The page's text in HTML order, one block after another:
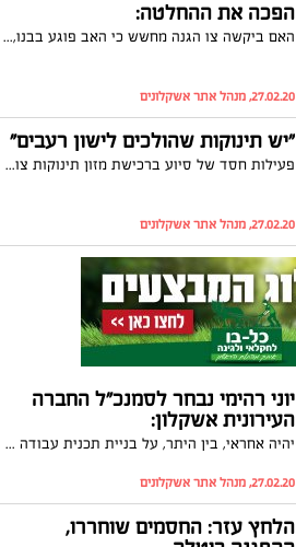
הפכה את ההחלטה:
האם ביקשה צו הגנה מחשש כי האב פוגע בבנו, ולתדהמתה השופטת הגדילה את זמני השהות של האב עם הבן. מספר ימים לאחר מכן באמצעות עו"ד גיל שחף בית המשפט המחוזי הפך את ההחלטה
27.02.20, מנהל אתר אשקלונים
"יש תינוקות שהולכים לישון רעבים"
פעילות חסד של סיוע ברכישת מזון תינוקות צוברת תאוצה באשקלון, כאשר התושבים מפגינים היענות מרשימה. ה'שגרירה' לאה זכאי מספרת על המיזם וקוראת לכם לתרום
27.02.20, מנהל אתר אשקלונים
יוני רהימי נבחר לסמנכ"ל החברה
העירונית אשקלון:
יהיה אחראי, בין היתר, על בניית תכנית עבודה שנתית בהתאם למדיניות החברה ויעדי העירייה
27.02.20, מנהל אתר אשקלונים
הלחץ עזר: החסמים שוחררו,